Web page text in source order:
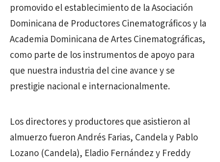
promovido el establecimiento de la Asociación
Dominicana de Productores Cinematográficos y la
Academia Dominicana de Artes Cinematográficas,
como parte de los instrumentos de apoyo para
que nuestra industria del cine avance y se
prestigie nacional e internacionalmente.
Los directores y productores que asistieron al
almuerzo fueron Andrés Farias, Candela y Pablo
Lozano (Candela), Eladio Fernández y Freddy